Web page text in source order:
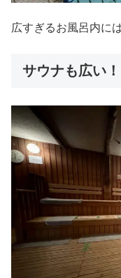
広すぎるお風呂内に
サウナも広い！